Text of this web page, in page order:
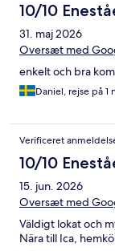
10/10
31. maj 2026
Oversæt med
enkelt och bra
Daniel, rejse på 1
Verificeret
10/10
15. jun. 2026
Oversæt med
Väldigt lokat och
Nära till Ica,